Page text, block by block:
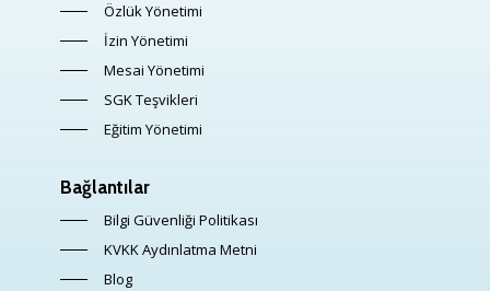
Özlük Yönetimi
İzin Yönetimi
Mesai Yönetimi
SGK Teşvikleri
Eğitim Yönetimi
Bağlantılar
Bilgi Güvenliği Politikası
KVKK Aydınlatma Metni
Blog